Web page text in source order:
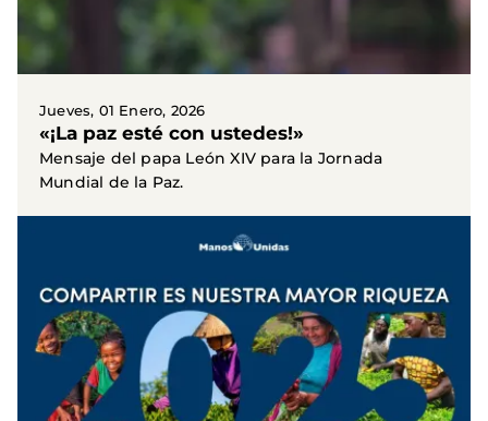
Jueves, 01 Enero, 2026
«¡La paz esté con ustedes!»
Mensaje del papa León XIV para la Jornada
Mundial de la Paz.